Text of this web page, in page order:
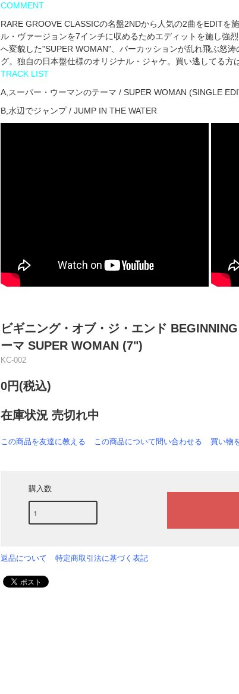
COMMENT
RARE GROOVE CLASSICの名盤2NDから人気の2曲をEDIT
ル・ヴァージョンを7インチに収めるためエディットを施し強
へ変貌した"SUPER WOMAN"、パーカッションが乱れ飛ぶ怒
グ。独自の日本盤仕様のオリジナル・ジャケ。買い逃してる
TRACK LIST
A,スーパー・ウーマンのテーマ / SUPER WOMAN (SINGLE
B,水辺でジャンプ / JUMP IN THE WATER
ビギニング・オブ・ジ・エンド
ーマ SUPER WOMAN (7")
KC-002
0円(税込)
在庫状況 売切れ中
この商品を友達に教える この商品について問い合わせる 買い物
購入数
返品について 特定商取引法に基づく表記